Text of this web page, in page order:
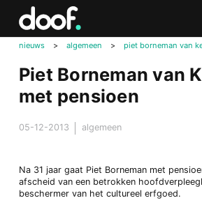
nieuws > algemeen > piet borneman van
Piet Borneman van
met pensioen
05-12-2013 algemeen
Na 31 jaar gaat Piet Borneman met
afscheid van een betrokken
beschermer van het cultureel erfgoed.
Doof.nl